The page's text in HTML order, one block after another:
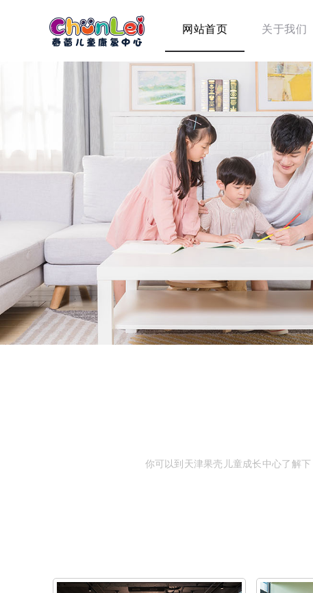
网站首页 关于我们
你可以到天津果壳儿童成长中心了解